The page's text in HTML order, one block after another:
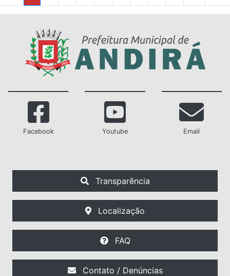
Facebook Youtube Email
Transparência
Localização
FAQ
Contato / Denúncias